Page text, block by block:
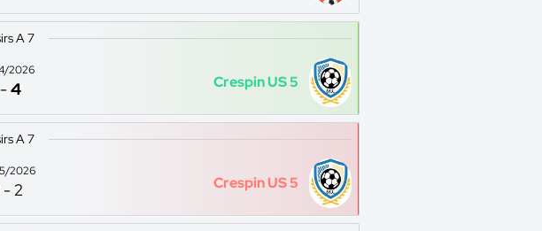
A 7
2026
-4 Crespin US 5
A 7
2026
-2 Crespin US 5